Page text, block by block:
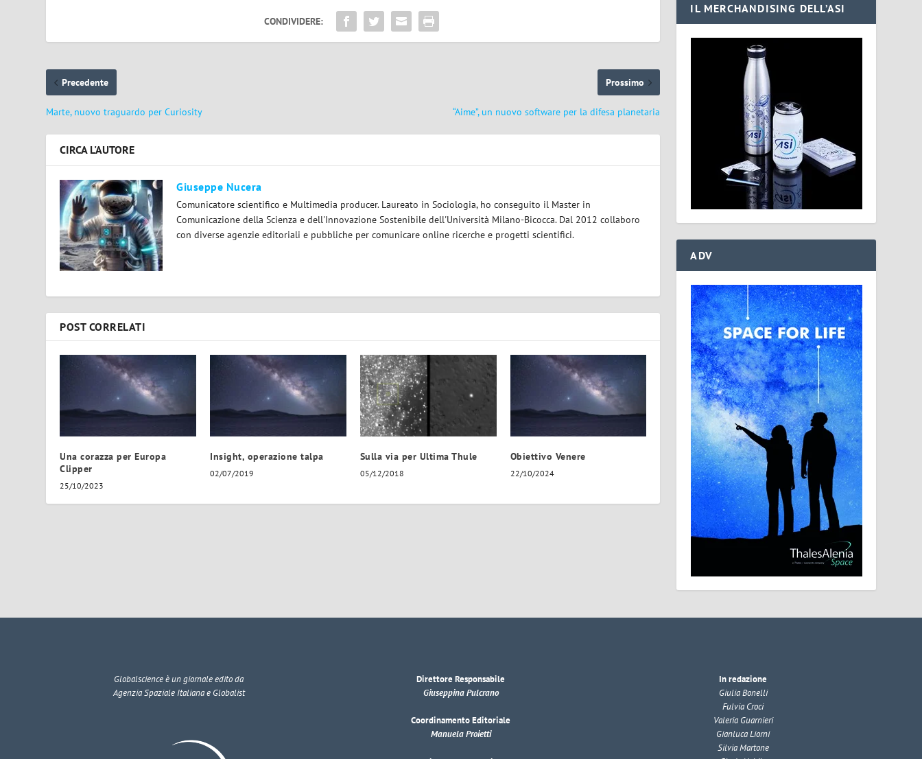
CONDIVIDERE:
Precedente
Marte, nuovo traguardo per Curiosity
Prossimo
“Aime”, un nuovo software per la difesa planetaria
CIRCA L'AUTORE
Giuseppe Nucera
Comunicatore scientifico e Multimedia producer. Laureato in Sociologia, ho conseguito il Master in
Comunicazione della Scienza e dell'Innovazione Sostenibile dell'Università Milano-Bicocca. Dal 2012 collaboro
con diverse agenzie editoriali e pubbliche per comunicare online ricerche e progetti scientifici.
POST CORRELATI
Una corazza per Europa
Clipper
25/10/2023
Insight, operazione talpa
02/07/2019
Sulla via per Ultima Thule
05/12/2018
Obiettivo Venere
22/10/2024
IL MERCHANDISING DELL’ASI
ADV
Globalscienceè un giornale edito da
Agenzia Spaziale Italiana e Globalist
Direttore Responsabile
Giuseppina Pulcrano
Coordinamento Editoriale
Manuela Proietti
In redazione
Giulia Bonelli
Fulvia Croci
Valeria Guarnieri
Gianluca Liorni
Silvia Martone